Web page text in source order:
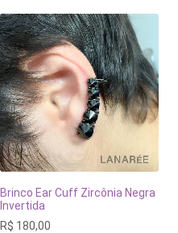
Brinco Ear Cuff Zircônia Negra
Invertida
R$ 180,00